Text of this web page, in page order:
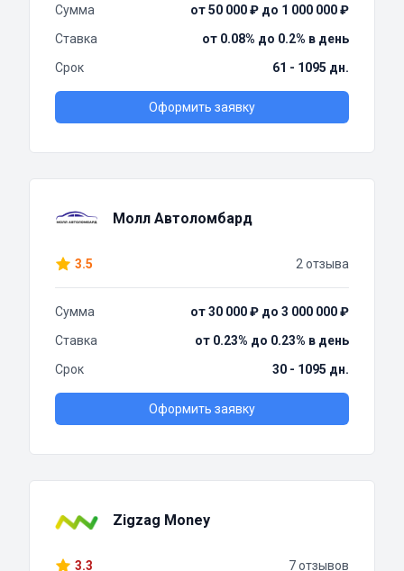
Сумма
от 50 000 ₽ до 1 000 000 ₽
Ставка
от 0.08% до 0.2% в день
Срок
61 - 1095 дн.
Оформить заявку
Молл Автоломбард
3.5 2 отзыва
Сумма
от 30 000 ₽ до 3 000 000 ₽
Ставка
от 0.23% до 0.23% в день
Срок
30 - 1095 дн.
Оформить заявку
Zigzag Money
3.3 7 отзывов